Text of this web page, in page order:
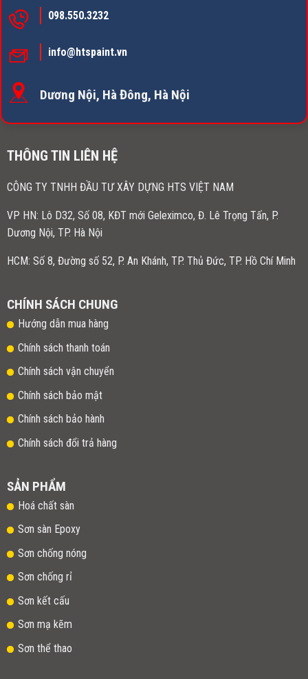
098.550.3232
info@htspaint.vn
Dương Nội, Hà Đông, Hà Nội
THÔNG TIN LIÊN HỆ
CÔNG TY TNHH ĐẦU TƯ XÂY DỰNG HTS VIỆT NAM
VP HN: Lô D32, Số 08, KĐT mới Geleximco, Đ. Lê Trọng Tấn, P.
Dương Nội, TP. Hà Nội
HCM: Số 8, Đường số 52, P. An Khánh, TP. Thủ Đức, TP. Hồ Chí Minh
CHÍNH SÁCH CHUNG
Hướng dẫn mua hàng
Chính sách thanh toán
Chính sách vận chuyển
Chính sách bảo mật
Chính sách bảo hành
Chính sách đổi trả hàng
SẢN PHẨM
Hoá chất sàn
Sơn sàn Epoxy
Sơn chống nóng
Sơn chống rỉ
Sơn kết cấu
Sơn mạ kẽm
Sơn thể thao